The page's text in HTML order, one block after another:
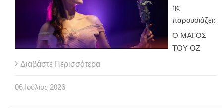
ης
παρουσιάζει:
Ο ΜΑΓΟΣ
ΤΟΥ ΟΖ
Διαβάστε Περισσότερα
06 Ιούλιος 2026